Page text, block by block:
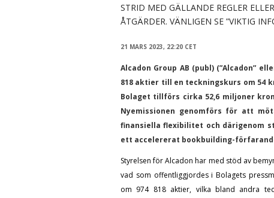
STRID MED GÄLLANDE REGLER
ÅTGÄRDER. VÄNLIGEN SE ”VIKTIG
21 MARS 2023, 22:20 CET
Alcadon Group AB (publ) (”Alcadon”
818 aktier till en teckningskurs om 54
Bolaget tillförs cirka 52,6 miljoner
Nyemissionen genomförs för att
finansiella flexibilitet och därigenom
ett accelererat bookbuilding-förfarande
Styrelsen för Alcadon har med stöd av
vad som offentliggjordes i Bolagets
om 974 818 aktier, vilka bland andra